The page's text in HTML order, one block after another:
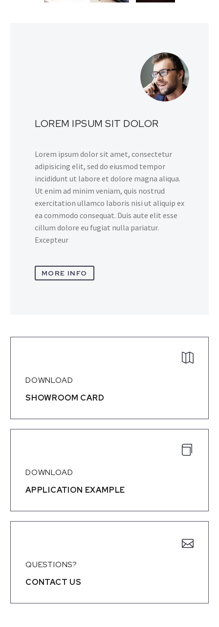
LOREM IPSUM SIT DOLOR
Lorem ipsum dolor sit amet, consectetur
adipisicing elit, sed do eiusmod tempor
incididunt ut labore et dolore magna aliqua.
Ut enim ad minim veniam, quis nostrud
exercitation ullamco laboris nisi ut aliquip ex
ea commodo consequat. Duis aute elit esse
cillum dolore eu fugiat nulla pariatur.
Excepteur
MORE INFO
DOWNLOAD
SHOWROOM CARD
DOWNLOAD
APPLICATION EXAMPLE
QUESTIONS?
CONTACT US